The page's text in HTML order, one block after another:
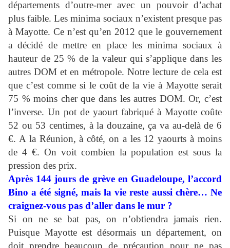
départements d’outre-mer avec un pouvoir d’achat
plus faible. Les minima sociaux n’existent presque pas
à Mayotte. Ce n’est qu’en 2012 que le gouvernement
a décidé de mettre en place les minima sociaux à
hauteur de 25 % de la valeur qui s’applique dans les
autres DOM et en métropole. Notre lecture de cela est
que c’est comme si le coût de la vie à Mayotte serait
75 % moins cher que dans les autres DOM. Or, c’est
l’inverse. Un pot de yaourt fabriqué à Mayotte coûte
52 ou 53 centimes, à la douzaine, ça va au-delà de 6
€. A la Réunion, à côté, on a les 12 yaourts à moins
de 4 €. On voit combien la population est sous la
pression des prix.
Après 144 jours de grève en Guadeloupe, l’accord
Bino a été signé, mais la vie reste aussi chère… Ne
craignez-vous pas d’aller dans le mur ?
Si on ne se bat pas, on n’obtiendra jamais rien.
Puisque Mayotte est désormais un département, on
doit prendre beaucoup de précaution pour ne pas